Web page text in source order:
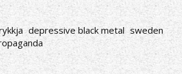
depressive black metal sweden